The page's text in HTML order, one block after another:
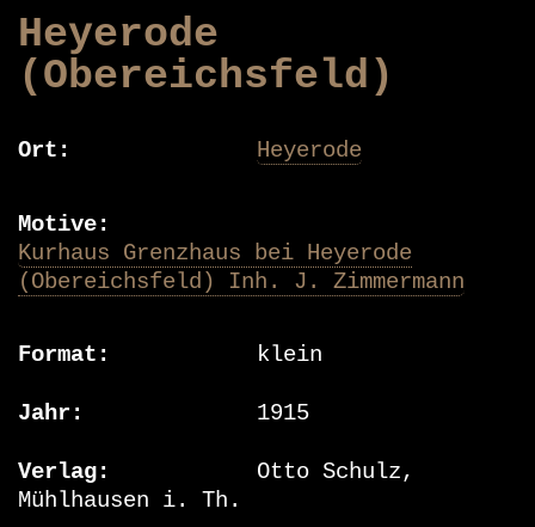
Heyerode
(Obereichsfeld)
Ort Heyerode
Motive
Kurhaus Grenzhaus bei Heyerode
(Obereichsfeld) Inh. J. Zimmermann
Format klein
Jahr 1915
Verlag
Otto Schulz,
Mühlhausen i. Th.